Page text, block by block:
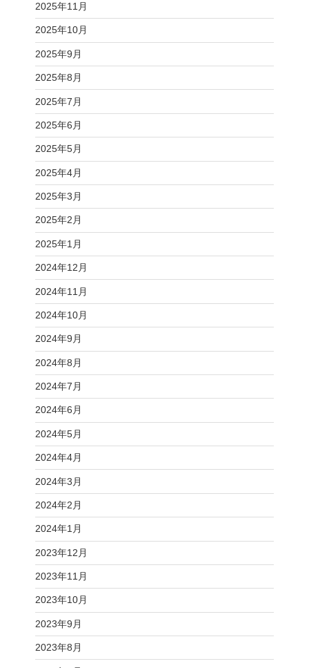
2025年11月
2025年10月
2025年9月
2025年8月
2025年7月
2025年6月
2025年5月
2025年4月
2025年3月
2025年2月
2025年1月
2024年12月
2024年11月
2024年10月
2024年9月
2024年8月
2024年7月
2024年6月
2024年5月
2024年4月
2024年3月
2024年2月
2024年1月
2023年12月
2023年11月
2023年10月
2023年9月
2023年8月